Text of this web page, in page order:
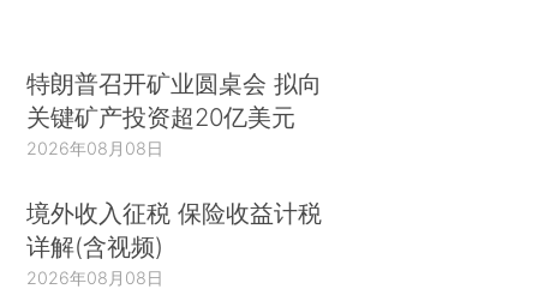
特朗普召开矿业圆桌会 拟向
关键矿产投资超20亿美元
2026年08月08日
境外收入征税 保险收益计税
详解(含视频)
2026年08月08日